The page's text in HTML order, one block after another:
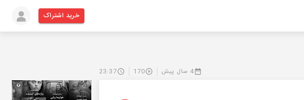
خرید اشتراک
4 سال پیش 170
23:37